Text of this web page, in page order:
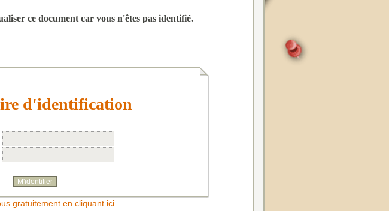
ce document car vous n'êtes pas identifié.
d'identification
gratuitement en cliquant ici